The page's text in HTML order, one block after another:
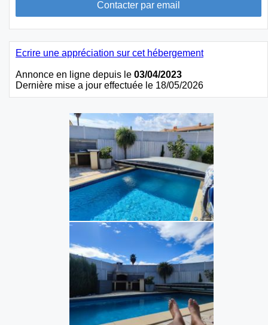
Ecrire une appréciation sur cet hébergement
Annonce en ligne depuis le 03/04/2023
Dernière mise a jour effectuée le 18/05/2026